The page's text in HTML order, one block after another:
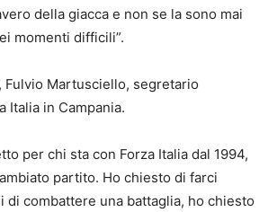
della giacca e non se la sono mai
momenti difficili”.
Fulvio Martusciello, segretario
Italia in Campania.
per chi sta con Forza Italia dal 1994,
partito. Ho chiesto di farci
di combattere una battaglia, ho chiesto